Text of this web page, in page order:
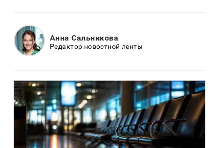
Анна Сальникова
Редактор новостной ленты